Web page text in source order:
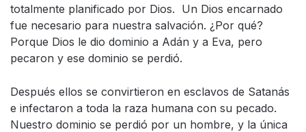
totalmente planificado por Dios. Un Dios encarnado
fue necesario para nuestra salvación. ¿Por qué?
Porque Dios le dio dominio a Adán y a Eva, pero
pecaron y ese dominio se perdió.
Después ellos se convirtieron en esclavos de Satanás
e infectaron a toda la raza humana con su pecado.
Nuestro dominio se perdió por un hombre, y la única